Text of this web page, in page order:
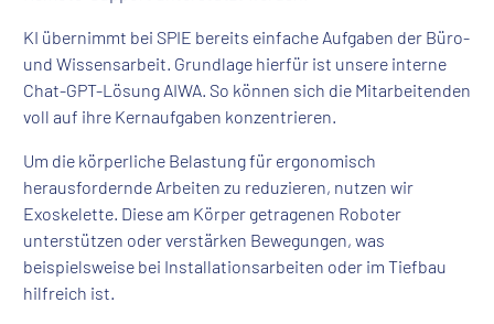
KI übernimmt bei SPIE bereits einfache Aufgaben der Büro-
und Wissensarbeit. Grundlage hierfür ist unsere interne
Chat-GPT-Lösung AIWA. So können sich die Mitarbeitenden
voll auf ihre Kernaufgaben konzentrieren.
Um die körperliche Belastung für ergonomisch
herausfordernde Arbeiten zu reduzieren, nutzen wir
Exoskelette. Diese am Körper getragenen Roboter
unterstützen oder verstärken Bewegungen, was
beispielsweise bei Installationsarbeiten oder im Tiefbau
hilfreich ist.